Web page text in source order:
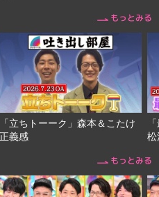
もっとみる
「立ちトーーク」森本＆こたけ
正義感
松
もっとみる